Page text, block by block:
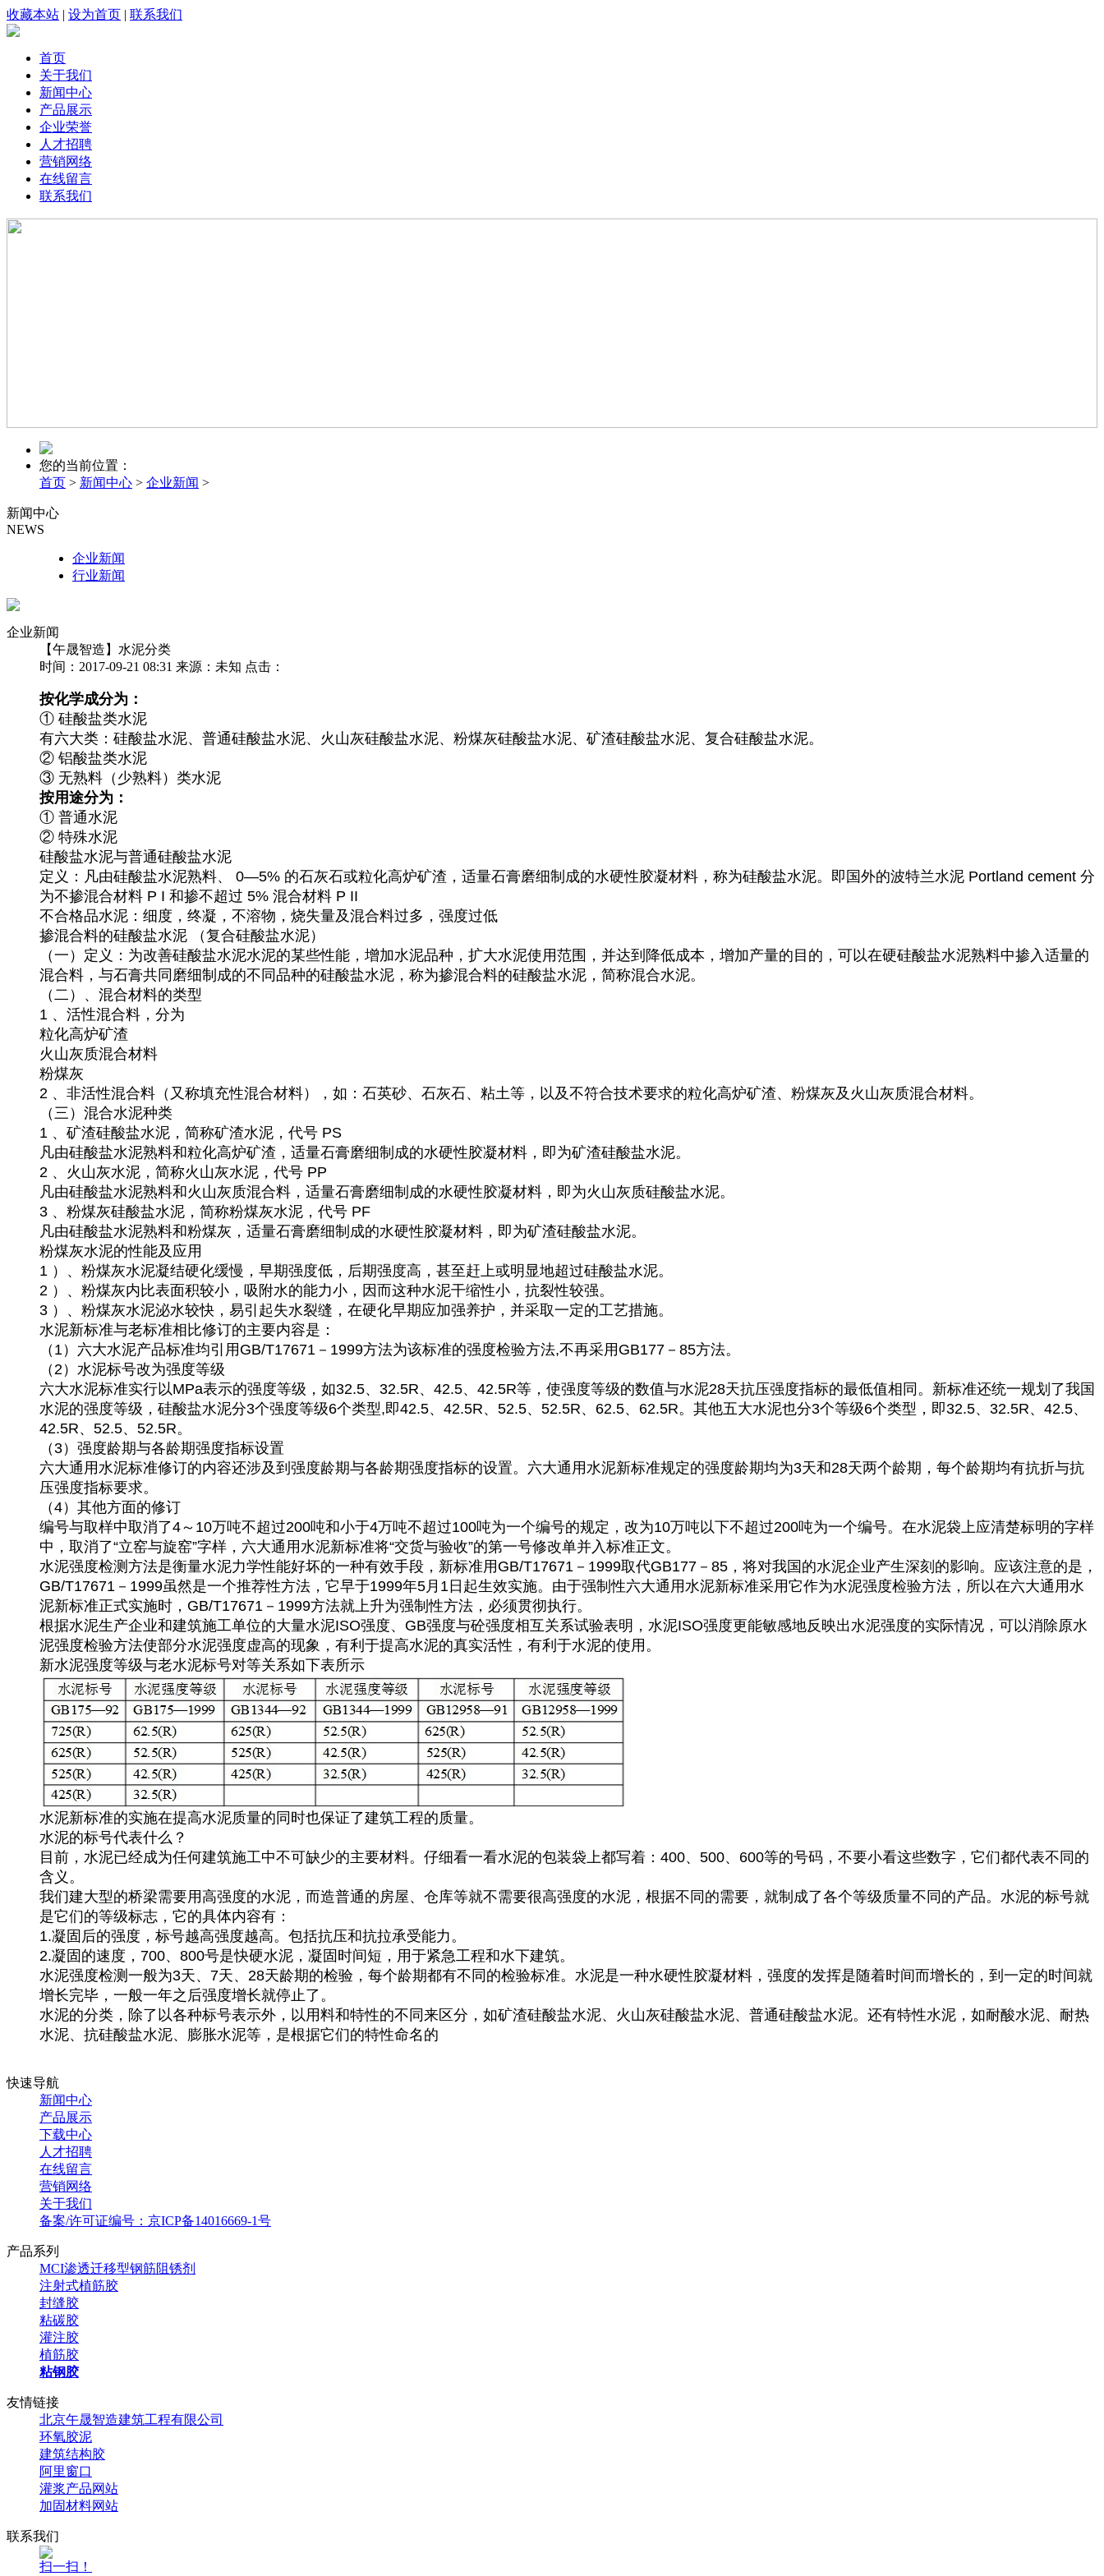
收藏本站 | 设为首页 | 联系我们
首页
关于我们
新闻中心
产品展示
企业荣誉
人才招聘
营销网络
在线留言
联系我们
您的当前位置：
首页 > 新闻中心 > 企业新闻 >
新闻中心
NEWS
企业新闻
行业新闻
企业新闻
【午晟智造】水泥分类
时间：2017-09-21 08:31 来源：未知 点击：
按化学成分为：
① 硅酸盐类水泥
有六大类：硅酸盐水泥、普通硅酸盐水泥、火山灰硅酸盐水泥、粉煤灰硅酸盐水泥、矿渣硅酸盐水泥、复合硅酸盐水泥。
② 铝酸盐类水泥
③ 无熟料（少熟料）类水泥
按用途分为：
① 普通水泥
② 特殊水泥
硅酸盐水泥与普通硅酸盐水泥
定义：凡由硅酸盐水泥熟料、 0—5% 的石灰石或粒化高炉矿渣，适量石膏磨细制成的水硬性胶凝材料，称为硅酸盐水泥。即国外的波特兰水泥 Portland cement 分
为不掺混合材料 P I 和掺不超过 5% 混合材料 P II
不合格品水泥：细度，终凝，不溶物，烧失量及混合料过多，强度过低
掺混合料的硅酸盐水泥 （复合硅酸盐水泥）
（一）定义：为改善硅酸盐水泥水泥的某些性能，增加水泥品种，扩大水泥使用范围，并达到降低成本，增加产量的目的，可以在硬硅酸盐水泥熟料中掺入适量的
混合料，与石膏共同磨细制成的不同品种的硅酸盐水泥，称为掺混合料的硅酸盐水泥，简称混合水泥。
（二）、混合材料的类型
1 、活性混合料，分为
粒化高炉矿渣
火山灰质混合材料
粉煤灰
2 、非活性混合料（又称填充性混合材料），如：石英砂、石灰石、粘土等，以及不符合技术要求的粒化高炉矿渣、粉煤灰及火山灰质混合材料。
（三）混合水泥种类
1 、矿渣硅酸盐水泥，简称矿渣水泥，代号 PS
凡由硅酸盐水泥熟料和粒化高炉矿渣，适量石膏磨细制成的水硬性胶凝材料，即为矿渣硅酸盐水泥。
2 、火山灰水泥，简称火山灰水泥，代号 PP
凡由硅酸盐水泥熟料和火山灰质混合料，适量石膏磨细制成的水硬性胶凝材料，即为火山灰质硅酸盐水泥。
3 、粉煤灰硅酸盐水泥，简称粉煤灰水泥，代号 PF
凡由硅酸盐水泥熟料和粉煤灰，适量石膏磨细制成的水硬性胶凝材料，即为矿渣硅酸盐水泥。
粉煤灰水泥的性能及应用
1 ）、粉煤灰水泥凝结硬化缓慢，早期强度低，后期强度高，甚至赶上或明显地超过硅酸盐水泥。
2 ）、粉煤灰内比表面积较小，吸附水的能力小，因而这种水泥干缩性小，抗裂性较强。
3 ）、粉煤灰水泥泌水较快，易引起失水裂缝，在硬化早期应加强养护，并采取一定的工艺措施。
水泥新标准与老标准相比修订的主要内容是：
（1）六大水泥产品标准均引用GB/T17671－1999方法为该标准的强度检验方法,不再采用GB177－85方法。
（2）水泥标号改为强度等级
六大水泥标准实行以MPa表示的强度等级，如32.5、32.5R、42.5、42.5R等，使强度等级的数值与水泥28天抗压强度指标的最低值相同。新标准还统一规划了我国
水泥的强度等级，硅酸盐水泥分3个强度等级6个类型,即42.5、42.5R、52.5、52.5R、62.5、62.5R。其他五大水泥也分3个等级6个类型，即32.5、32.5R、42.5、
42.5R、52.5、52.5R。
（3）强度龄期与各龄期强度指标设置
六大通用水泥标准修订的内容还涉及到强度龄期与各龄期强度指标的设置。六大通用水泥新标准规定的强度龄期均为3天和28天两个龄期，每个龄期均有抗折与抗
压强度指标要求。
（4）其他方面的修订
编号与取样中取消了4～10万吨不超过200吨和小于4万吨不超过100吨为一个编号的规定，改为10万吨以下不超过200吨为一个编号。在水泥袋上应清楚标明的字样
中，取消了“立窑与旋窑”字样，六大通用水泥新标准将“交货与验收”的第一号修改单并入标准正文。
水泥强度检测方法是衡量水泥力学性能好坏的一种有效手段，新标准用GB/T17671－1999取代GB177－85，将对我国的水泥企业产生深刻的影响。应该注意的是，
GB/T17671－1999虽然是一个推荐性方法，它早于1999年5月1日起生效实施。由于强制性六大通用水泥新标准采用它作为水泥强度检验方法，所以在六大通用水
泥新标准正式实施时，GB/T17671－1999方法就上升为强制性方法，必须贯彻执行。
根据水泥生产企业和建筑施工单位的大量水泥ISO强度、GB强度与砼强度相互关系试验表明，水泥ISO强度更能敏感地反映出水泥强度的实际情况，可以消除原水
泥强度检验方法使部分水泥强度虚高的现象，有利于提高水泥的真实活性，有利于水泥的使用。
新水泥强度等级与老水泥标号对等关系如下表所示
水泥新标准的实施在提高水泥质量的同时也保证了建筑工程的质量。
水泥的标号代表什么？
目前，水泥已经成为任何建筑施工中不可缺少的主要材料。仔细看一看水泥的包装袋上都写着：400、500、600等的号码，不要小看这些数字，它们都代表不同的
含义。
我们建大型的桥梁需要用高强度的水泥，而造普通的房屋、仓库等就不需要很高强度的水泥，根据不同的需要，就制成了各个等级质量不同的产品。水泥的标号就
是它们的等级标志，它的具体内容有：
1.凝固后的强度，标号越高强度越高。包括抗压和抗拉承受能力。
2.凝固的速度，700、800号是快硬水泥，凝固时间短，用于紧急工程和水下建筑。
水泥强度检测一般为3天、7天、28天龄期的检验，每个龄期都有不同的检验标准。水泥是一种水硬性胶凝材料，强度的发挥是随着时间而增长的，到一定的时间就
增长完毕，一般一年之后强度增长就停止了。
水泥的分类，除了以各种标号表示外，以用料和特性的不同来区分，如矿渣硅酸盐水泥、火山灰硅酸盐水泥、普通硅酸盐水泥。还有特性水泥，如耐酸水泥、耐热
水泥、抗硅酸盐水泥、膨胀水泥等，是根据它们的特性命名的
快速导航
新闻中心
产品展示
下载中心
人才招聘
在线留言
营销网络
关于我们
备案/许可证编号：京ICP备14016669-1号
产品系列
MCI渗透迁移型钢筋阻锈剂
注射式植筋胶
封缝胶
粘碳胶
灌注胶
植筋胶
粘钢胶
友情链接
北京午晟智造建筑工程有限公司
环氧胶泥
建筑结构胶
阿里窗口
灌浆产品网站
加固材料网站
联系我们
扫一扫！